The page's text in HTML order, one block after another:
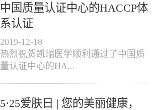
中国质量认证中心的HACCP体
系认证
2019-12-18
热烈祝贺凯瑞医学顺利通过了中国质
量认证中心的HA...
5·25爱肤日 | 您的美丽健康，